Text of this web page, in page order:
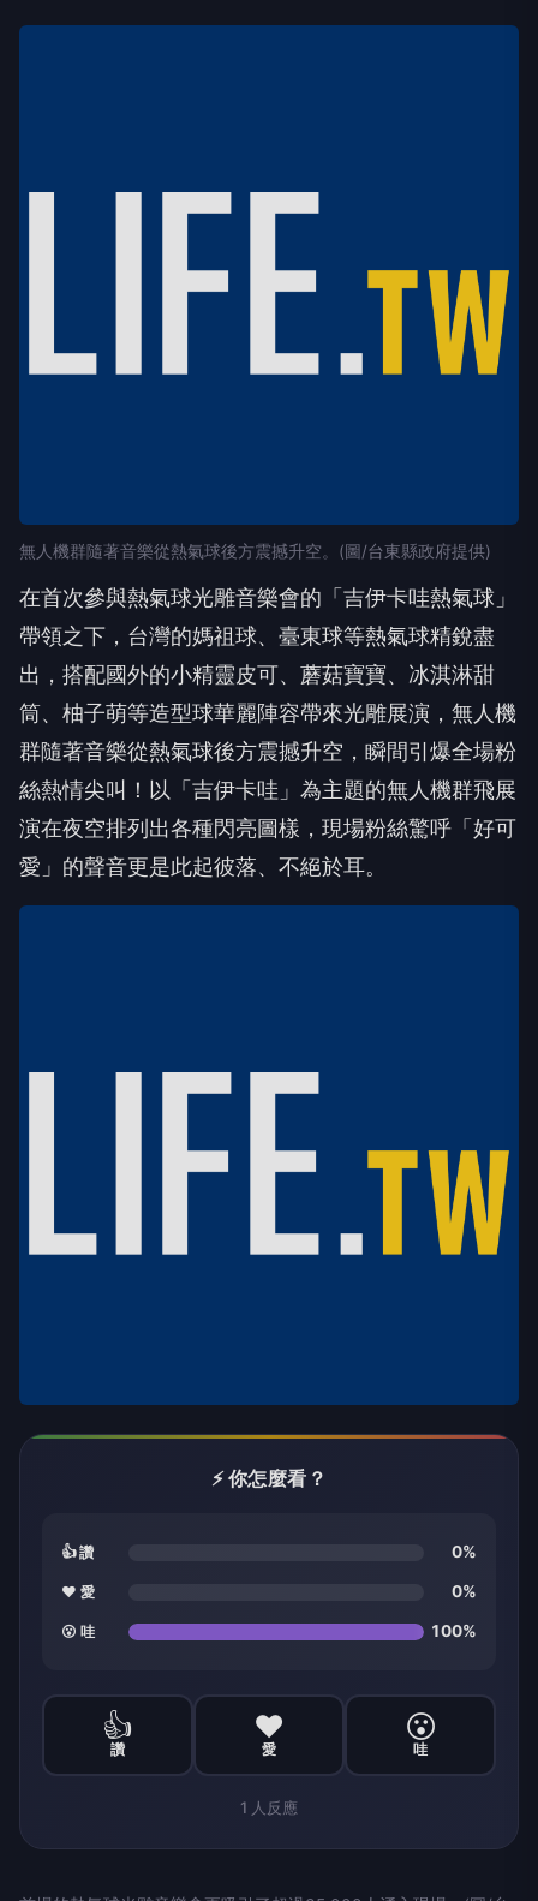
無人機群隨著音樂從熱氣球後方震撼升空。(圖/台東縣政府提供)
在首次參與熱氣球光雕音樂會的「吉伊卡哇熱氣球」
帶領之下，台灣的媽祖球、臺東球等熱氣球精銳盡
出，搭配國外的小精靈皮可、蘑菇寶寶、冰淇淋甜
筒、柚子萌等造型球華麗陣容帶來光雕展演，無人機
群隨著音樂從熱氣球後方震撼升空，瞬間引爆全場粉
絲熱情尖叫！以「吉伊卡哇」為主題的無人機群飛展
演在夜空排列出各種閃亮圖樣，現場粉絲驚呼「好可
愛」的聲音更是此起彼落、不絕於耳。
⚡ 你怎麼看？
👍 讚 0%
❤️ 愛 0%
😮 哇 100%
👍
讚
❤️
愛
😮
哇
1 人反應